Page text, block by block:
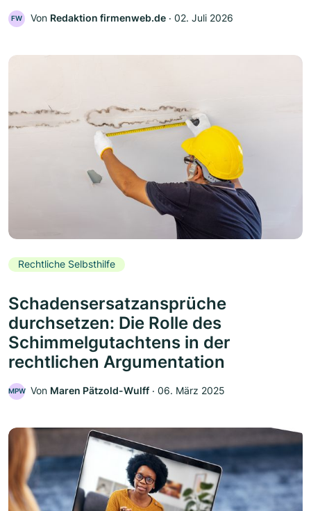
FW Von Redaktion firmenweb.de ‧ 02. Juli 2026
Rechtliche Selbsthilfe
Schadensersatzansprüche
durchsetzen: Die Rolle des
Schimmelgutachtens in der
rechtlichen Argumentation
MPW Von Maren Pätzold-Wulff ‧ 06. März 2025